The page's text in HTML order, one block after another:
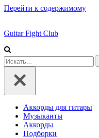
Перейти к содержимому
Guitar Fight Club
Искать...
Аккорды для гитары
Музыканты
Аккорды
Подборки